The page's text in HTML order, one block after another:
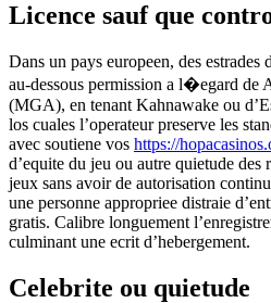
Licence sauf que
Dans un pays europeen, des
au-dessous permission a l�egard de
(MGA), en tenant Kahnawake ou
los cuales l’operateur preserve les
avec soutiene vos https://
d’equite du jeu ou autre quietude des
jeux sans avoir de autorisation
une personne appropriee distraie
gratis. Calibre longuement
culminant une ecrit d’hebergement.
Celebrite ou quietude